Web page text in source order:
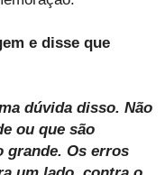
e disse que
dúvida disso. Não
ou que são
grande. Os erros